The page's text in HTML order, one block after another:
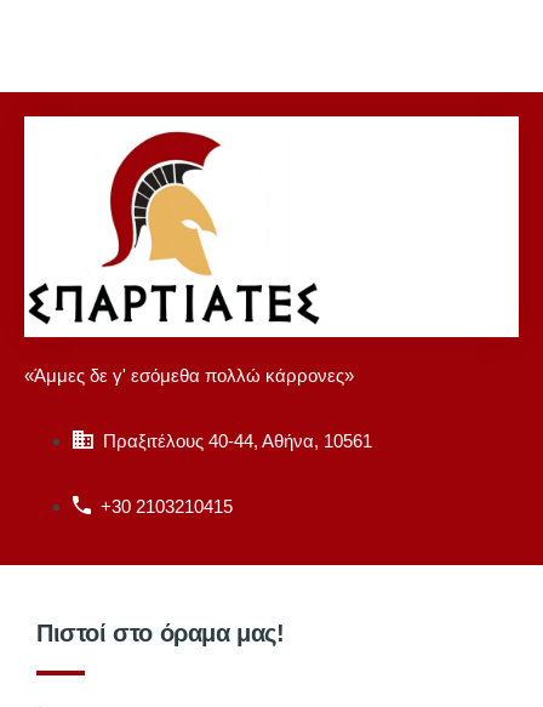
«Άμμες δε γ' εσόμεθα πολλώ κάρρονες»
Πραξιτέλους 40-44, Αθήνα, 10561
+30 2103210415
Πιστοί στο όραμα μας!